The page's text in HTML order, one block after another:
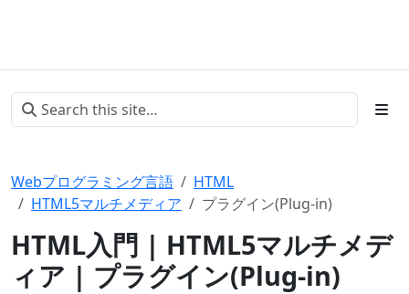
Webプログラミング言語
HTML
HTML5マルチメディア
プラグイン(Plug-in)
HTML入門 | HTML5マルチメデ
ィア | プラグイン(Plug-in)